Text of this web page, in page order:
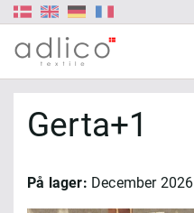
Gerta+1
På lager: December 2026